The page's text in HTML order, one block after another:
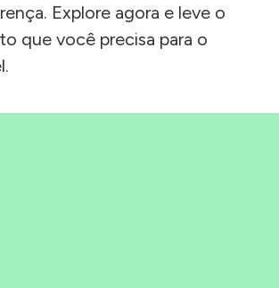
Explore agora e leve o
que você precisa para o